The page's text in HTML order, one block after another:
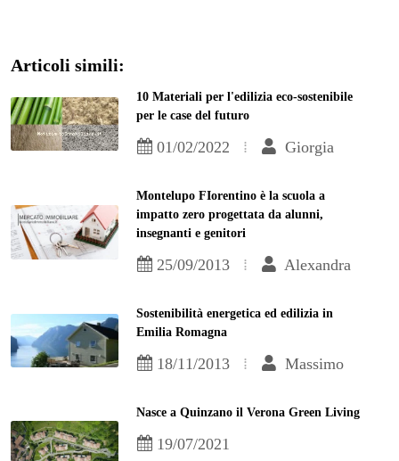
Articoli simili:
10 Materiali per l'edilizia eco-sostenibile
per le case del futuro
01/02/2022 Giorgia
Montelupo FIorentino è la scuola a
impatto zero progettata da alunni,
insegnanti e genitori
25/09/2013 Alexandra
Sostenibilità energetica ed edilizia in
Emilia Romagna
18/11/2013 Massimo
Nasce a Quinzano il Verona Green Living
19/07/2021